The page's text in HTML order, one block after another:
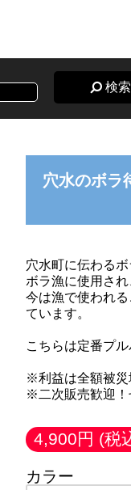
検索
穴水のボラ
穴水町に伝わる
ボラ漁に使用さ
今は漁で使われ
ています。
こちらは定番プ
※利益は全額被災
※二次販売歓迎
4,900円 (税
カラー